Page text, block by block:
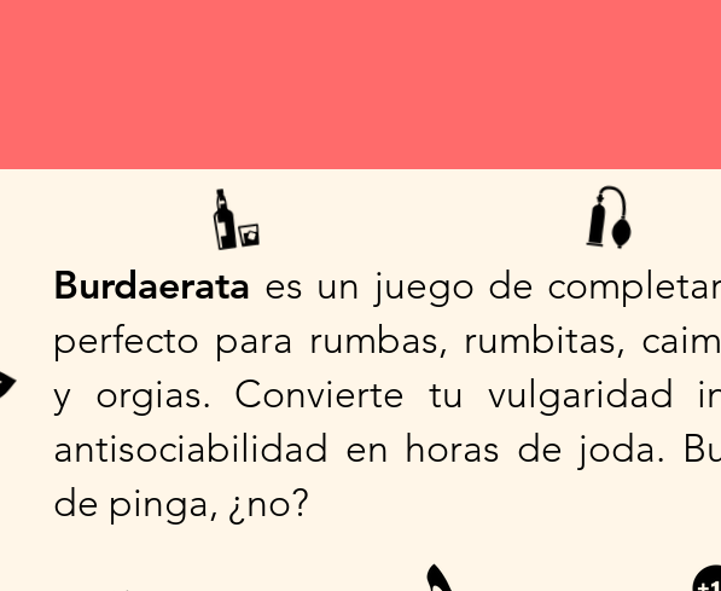
Burdaerata es un juego de
perfecto para rumbas, rumbitas,
y orgias. Convierte tu vulgaridad
antisociabilidad en horas de joda.
de pinga, ¿no?